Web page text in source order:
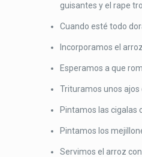
guisantes y el rape
Cuando esté todo
Incorporamos el
Esperamos a que
Trituramos unos ajos
Pintamos las cigalas
Pintamos los
Servimos el arroz